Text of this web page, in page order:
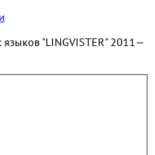
"LINGVISTER" 2011—